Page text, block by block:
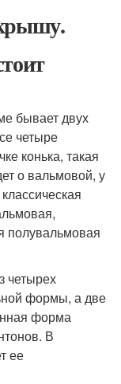
бывает двух
четыре
конька, такая
о вальмовой, у
полувальмовая
четырех
формы, а две
форма
В
ее